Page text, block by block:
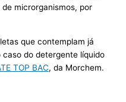
microrganismos, por
que contemplam já
do detergente líquido
TOP BAC, da Morchem.